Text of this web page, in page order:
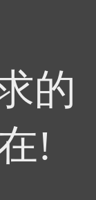
的
!